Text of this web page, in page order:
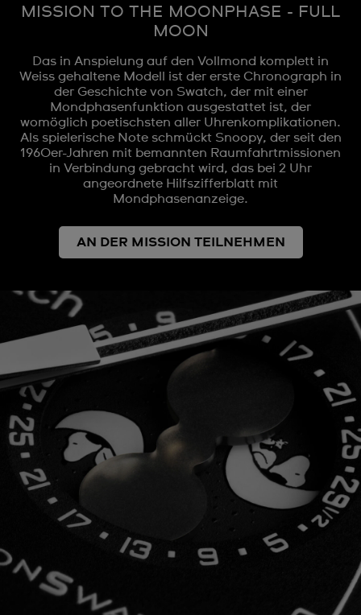
MISSION TO THE MOONPHASE - FULL
MOON
Das in Anspielung auf den Vollmond komplett in
Weiss gehaltene Modell ist der erste Chronograph in
der Geschichte von Swatch, der mit einer
Mondphasenfunktion ausgestattet ist, der
womöglich poetischsten aller Uhrenkomplikationen.
Als spielerische Note schmückt Snoopy, der seit den
1960er-Jahren mit bemannten Raumfahrtmissionen
in Verbindung gebracht wird, das bei 2 Uhr
angeordnete Hilfszifferblatt mit
Mondphasenanzeige.
AN DER MISSION TEILNEHMEN